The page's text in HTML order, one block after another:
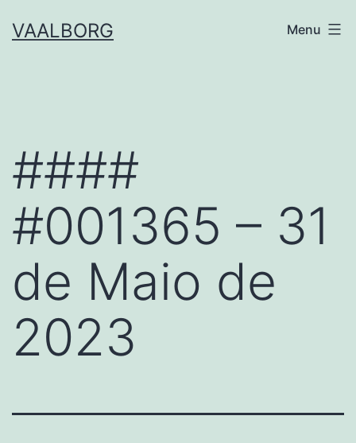
toVAALBORG Menu
####
#001365 – 31
de Maio de
2023